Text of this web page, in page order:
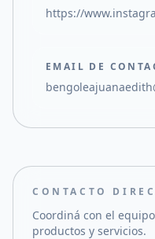
https://
EMAIL DE
CONTACTO
Coordiná con el
productos y servicios.